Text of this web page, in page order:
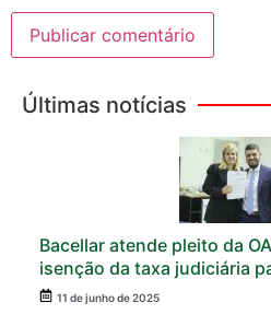
Últimas notícias
Bacellar atende pleito da
isenção da taxa judiciária
11 de junho de 2025